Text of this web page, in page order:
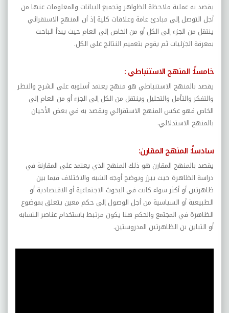
يقصد به عملية ملاحظة الظواهر وتجميع البيانات والمعلومات عنها من
أجل التوصل إلى مبادئ عامة وعلاقات كلية إذ أن المنهج الاستقرائي
ينتقل من الجزء إلى الكل أو من الخاص إلى العام حيث يبدأ الباحث
بمعرفة الجزئيات ثم يقوم بتعميم النتائج على الكل.
خامساً: المنهج الاستنباطي:
يقصد بالمنهج الاستنباطي هو منهج يعتمد أسلوبه على الشرح والنظر
والتفكر والتأمل والتحليل وينتقل من الكل إلى الجزء أو من العام إلى
الخاص فهو عكس المنهج الاستقرائي ويقصد به في بعض الأحيان
بالمنهج الاستدلالي.
سادساً: المنهج المقارن:
يقصد بالمنهج المقارن هو ذلك المنهج الذي يعتمد على المقارنة في
دراسة الظاهرة حيث يبرز ويوضح أوجه الشبه والاختلاف فيما بين
ظاهرتين أو أكثر سواء كانت في البحوث الاجتماعية أو الاقتصادية أو
الطبيعية أو السياسية من أجل الوصول إلى حكم معين يتعلق بموضوع
الظاهرة في المجتمع والحكم هنا يكون مرتبط باستخدام عناصر التشابه
أو التباين بن الظاهرتين المدروستين.